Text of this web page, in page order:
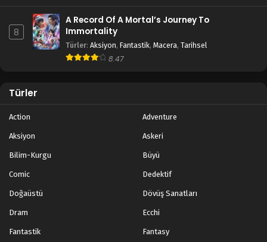
8
A Record Of A Mortal’s Journey To
Immortality
Türler: Aksiyon, Fantastik, Macera, Tarihsel
8.47
Türler
Action Adventure
Aksiyon Askeri
Bilim-Kurgu Büyü
Comic Dedektif
Doğaüstü Dövüş Sanatları
Dram Ecchi
Fantastik Fantasy